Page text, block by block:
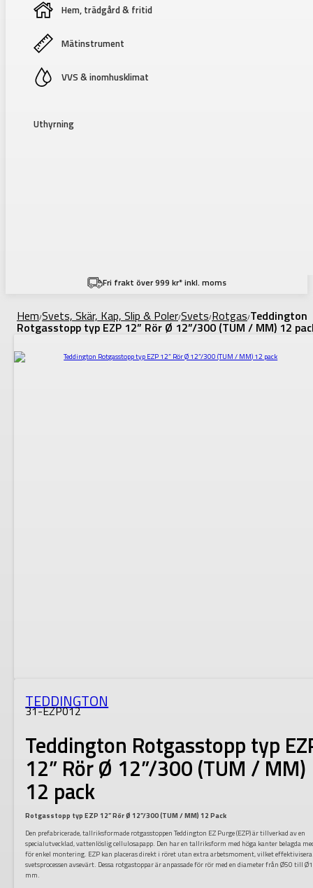
Hem, trädgård & fritid
Mätinstrument
VVS & inomhusklimat
Uthyrning
Fri frakt över 999 kr* inkl. moms
Hem/Svets, Skär, Kap, Slip & Poler/Svets/Rotgas/Teddington
Rotgasstopp typ EZP 12” Rör Ø 12”/300 (TUM / MM) 12
TEDDINGTON
31-EZP012
Teddington Rotgasstopp typ
12” Rör Ø 12”/300 (TUM / MM)
12 pack
Rotgasstopp typ EZP 12” Rör Ø 12”/300 (TUM / MM) 12 Pack
Den prefabricerade, tallriksformade rotgasstoppen Teddington EZ Purge (EZP) är tillverkad av en
specialutvecklad, vattenlöslig cellulosapapp. Den har en tallriksform med höga kanter belagda
för enkel montering. EZP kan placeras direkt i röret utan extra arbetsmoment, vilket
svetsprocessen avsevärt. Dessa rotgastoppar är anpassade för rör med en diameter från Ø50 till
mm.